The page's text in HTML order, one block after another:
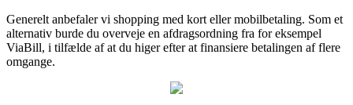
Generelt anbefaler vi shopping med kort eller mobilbetaling. Som et
alternativ burde du overveje en afdragsordning fra for eksempel
ViaBill, i tilfælde af at du higer efter at finansiere betalingen af flere
omgange.